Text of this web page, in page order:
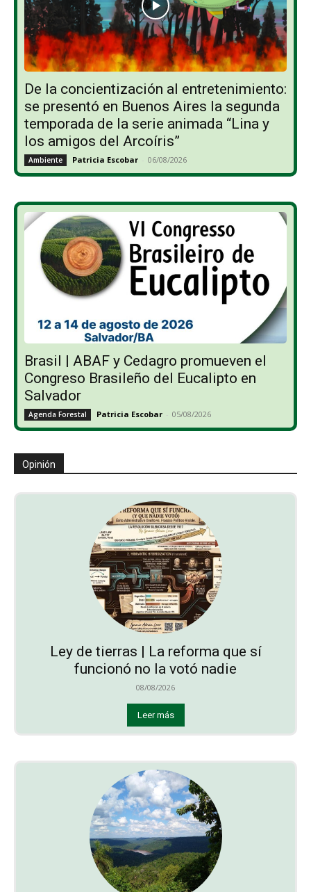
De la concientización al entretenimiento:
se presentó en Buenos Aires la segunda
temporada de la serie animada “Lina y
los amigos del Arcoíris”
Ambiente Patricia Escobar - 06/08/2026
Brasil | ABAF y Cedagro promueven el
Congreso Brasileño del Eucalipto en
Salvador
Agenda Forestal Patricia Escobar - 05/08/2026
Opinión
Ley de tierras | La reforma que sí
funcionó no la votó nadie
08/08/2026
Leer más